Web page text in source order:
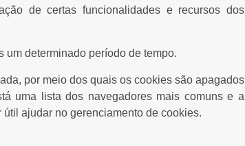
de certas funcionalidades e recursos dos
um determinado período de tempo.
por meio dos quais os cookies são apagados
uma lista dos navegadores mais comuns e a
ajudar no gerenciamento de cookies.